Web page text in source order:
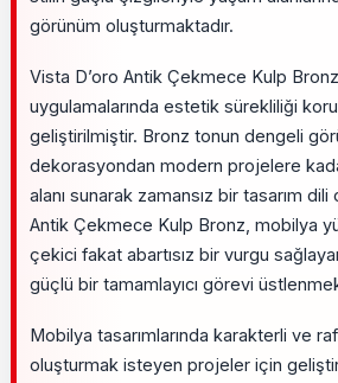
görünüm oluşturmaktadır.
Vista D’oro Antik Çekmece Kulp
uygulamalarında estetik sürekliliği
geliştirilmiştir. Bronz tonun dengeli
dekorasyondan modern projelere
alanı sunarak zamansız bir tasarım
Antik Çekmece Kulp Bronz, mobilya
çekici fakat abartısız bir vurgu
güçlü bir tamamlayıcı görevi
Mobilya tasarımlarında karakterli ve
oluşturmak isteyen projeler için